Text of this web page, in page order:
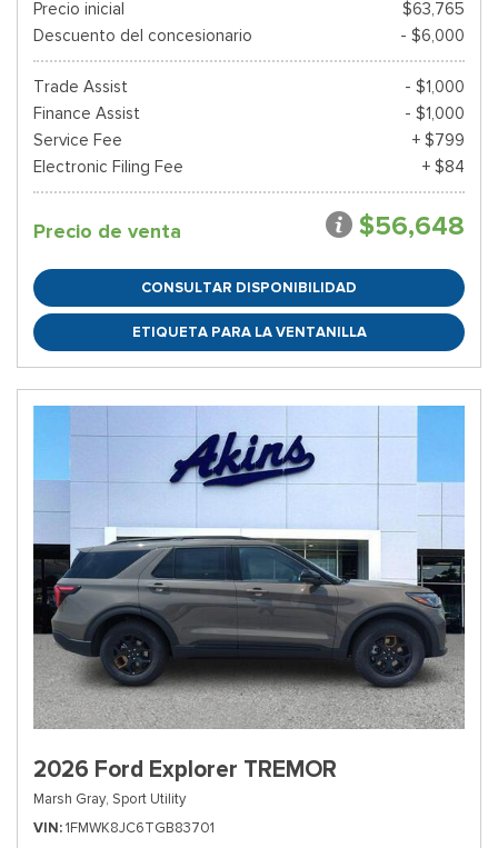
Precio inicial
$63,765
Descuento del concesionario
- $6,000
Trade Assist
- $1,000
Finance Assist
- $1,000
Service Fee
+ $799
Electronic Filing Fee
+ $84
Precio de venta $56,648
CONSULTAR DISPONIBILIDAD
ETIQUETA PARA LA VENTANILLA
2026 Ford Explorer TREMOR
Marsh Gray, Sport Utility
VIN 1FMWK8JC6TGB83701